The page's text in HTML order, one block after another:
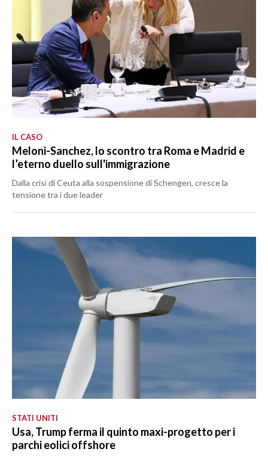
IL CASO
Meloni-Sanchez, lo scontro tra Roma e Madrid e
l’eterno duello sull'immigrazione
Dalla crisi di Ceuta alla sospensione di Schengen, cresce la
tensione tra i due leader
STATI UNITI
Usa, Trump ferma il quinto maxi-progetto per i
parchi eolici offshore